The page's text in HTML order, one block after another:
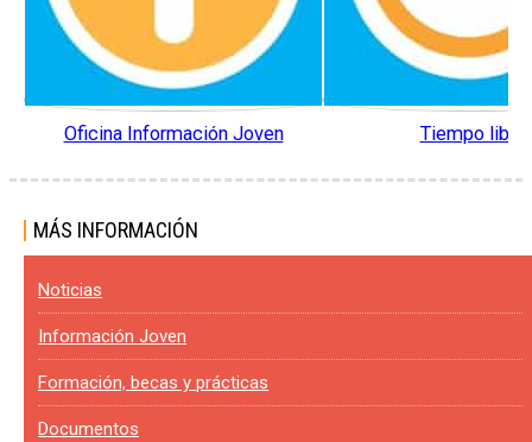
Oficina Información Joven Tiempo libre
MÁS INFORMACIÓN
Noticias
Información Joven
Formación, becas y prácticas
Documentos